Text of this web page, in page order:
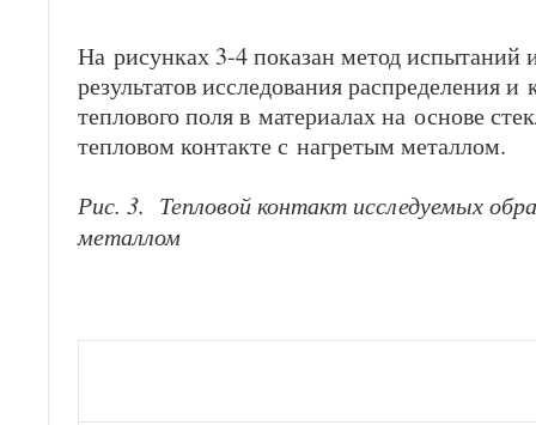
На рисунках 3-4 показан метод
результатов исследования распределения
теплового поля в материалах на основе
тепловом контакте с нагретым металлом.
Рис. 3. Тепловой контакт исследуемых
металлом